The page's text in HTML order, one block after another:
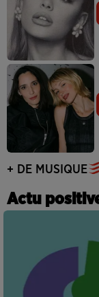
+ DE MUSIQUE
Actu